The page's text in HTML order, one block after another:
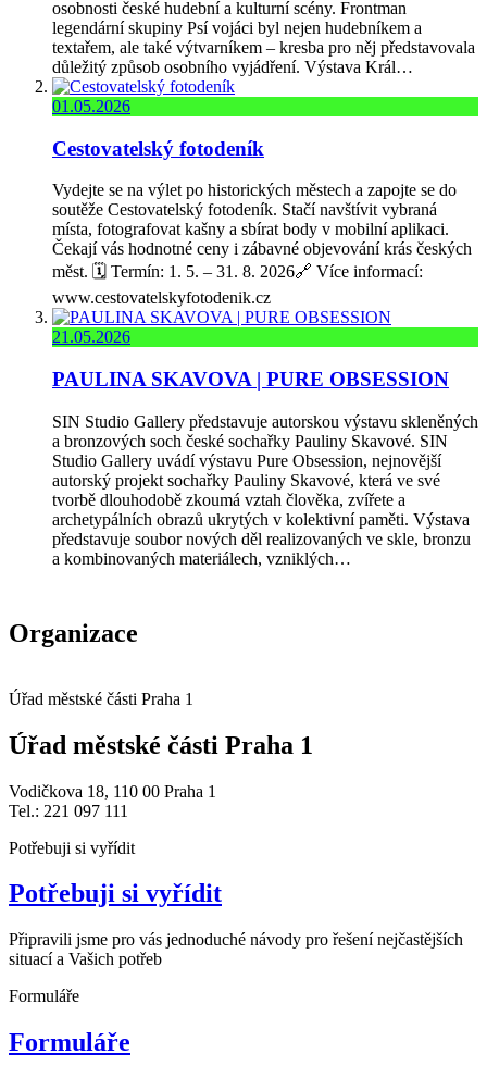
osobnosti české hudební a kulturní scény. Frontman
legendární skupiny Psí vojáci byl nejen hudebníkem a
textařem, ale také výtvarníkem – kresba pro něj představovala
důležitý způsob osobního vyjádření. Výstava Král…
01.05.2026
Cestovatelský fotodeník
Vydejte se na výlet po historických městech a zapojte se do
soutěže Cestovatelský fotodeník. Stačí navštívit vybraná
místa, fotografovat kašny a sbírat body v mobilní aplikaci.
Čekají vás hodnotné ceny i zábavné objevování krás českých
měst. 🗓️ Termín: 1. 5. – 31. 8. 2026🔗 Více informací:
www.cestovatelskyfotodenik.cz
21.05.2026
PAULINA SKAVOVA | PURE OBSESSION
SIN Studio Gallery představuje autorskou výstavu skleněných
a bronzových soch české sochařky Pauliny Skavové. SIN
Studio Gallery uvádí výstavu Pure Obsession, nejnovější
autorský projekt sochařky Pauliny Skavové, která ve své
tvorbě dlouhodobě zkoumá vztah člověka, zvířete a
archetypálních obrazů ukrytých v kolektivní paměti. Výstava
představuje soubor nových děl realizovaných ve skle, bronzu
a kombinovaných materiálech, vzniklých…
Organizace
Úřad městské části Praha 1
Úřad městské části Praha 1
Vodičkova 18, 110 00 Praha 1
Tel.: 221 097 111
Potřebuji si vyřídit
Potřebuji si vyřídit
Připravili jsme pro vás jednoduché návody pro řešení nejčastějších
situací a Vašich potřeb
Formuláře
Formuláře